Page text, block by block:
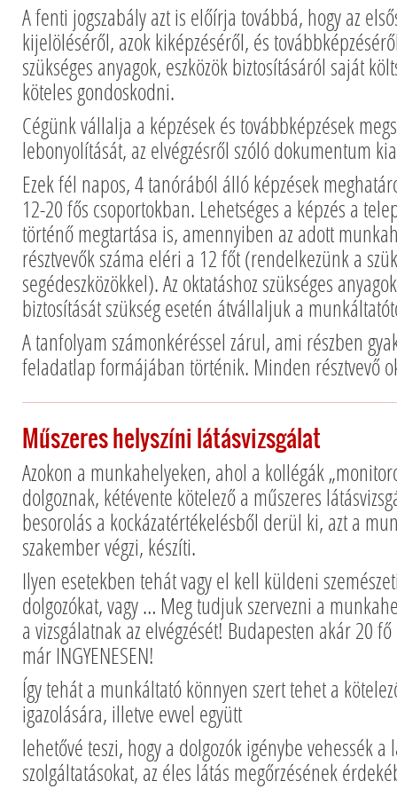
A fenti jogszabály azt is előírja továbbá, hogy az
kijelöléséről, azok kiképzéséről, és
szükséges anyagok, eszközök biztosításáról saját
köteles gondoskodni.
Cégünk vállalja a képzések és továbbképzések
lebonyolítását, az elvégzésről szóló dokumentum
Ezek fél napos, 4 tanórából álló képzések
12-20 fős csoportokban. Lehetséges a képzés a
történő megtartása is, amennyiben az adott
résztvevők száma eléri a 12 főt (rendelkezünk a
segédeszközökkel). Az oktatáshoz szükséges
biztosítását szükség esetén átvállaljuk a
A tanfolyam számonkéréssel zárul, ami részben
feladatlap formájában történik. Minden résztvevő
Műszeres helyszíni látásvizsgálat
Azokon a munkahelyeken, ahol a kollégák
dolgoznak, kétévente kötelező a műszeres
besorolás a kockázatértékelésből derül ki, azt a
szakember végzi, készíti.
Ilyen esetekben tehát vagy el kell küldeni
dolgozókat, vagy … Meg tudjuk szervezni a
a vizsgálatnak az elvégzését! Budapesten akár 20
már INGYENESEN!
Így tehát a munkáltató könnyen szert tehet a
igazolására, illetve evvel együtt
lehetővé teszi, hogy a dolgozók igénybe vehessék a
szolgáltatásokat, az éles látás megőrzésének